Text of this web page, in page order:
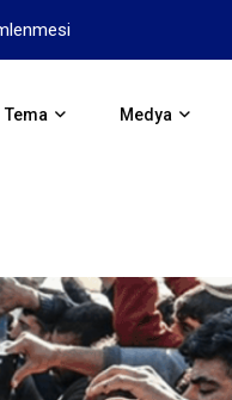
Tema Medya